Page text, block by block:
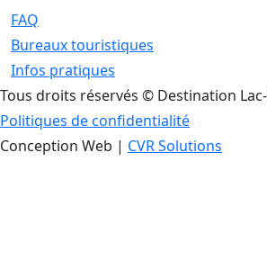
FAQ
Bureaux touristiques
Infos pratiques
Tous droits réservés © Destination Lac-
Politiques de confidentialité
Conception Web | CVR Solutions